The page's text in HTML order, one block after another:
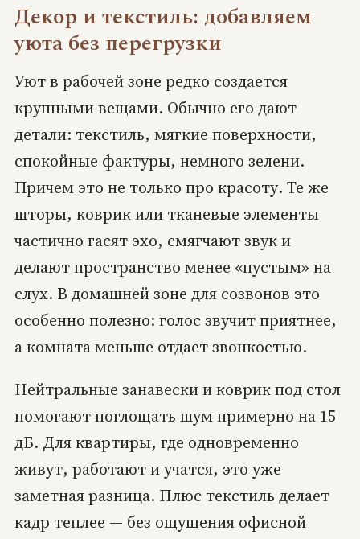
Декор и текстиль: добавляем
уюта без перегрузки
Уют в рабочей зоне редко создается
крупными вещами. Обычно его дают
детали: текстиль, мягкие поверхности,
спокойные фактуры, немного зелени.
Причем это не только про красоту. Те же
шторы, коврик или тканевые элементы
частично гасят эхо, смягчают звук и
делают пространство менее «пустым» на
слух. В домашней зоне для созвонов это
особенно полезно: голос звучит приятнее,
а комната меньше отдает звонкостью.
Нейтральные занавески и коврик под стол
помогают поглощать шум примерно на 15
дБ. Для квартиры, где одновременно
живут, работают и учатся, это уже
заметная разница. Плюс текстиль делает
кадр теплее — без ощущения офисной